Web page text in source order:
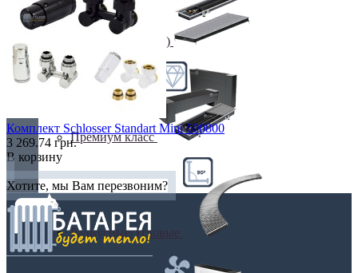
Низкие (до 70 мм)
Премиум класс
Радиусные/Угловые
Комплект Schlosser Standart Mini 600800
3 269.74 грн.
В корзину
Хотите, мы Вам перезвоним?